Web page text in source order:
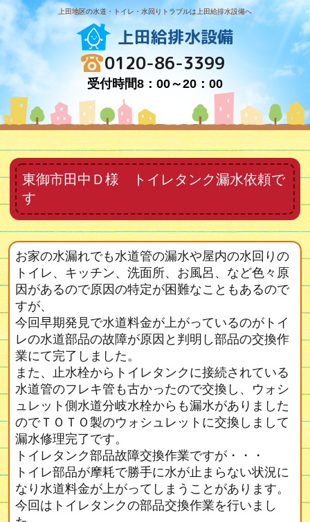
上田地区の水道・トイレ・水回りトラブルは上田給排水設備へ
上田給排水設備
0120-86-3399
受付時間8：00～20：00
東御市田中Ｄ様 トイレタンク漏水依頼で
す
お家の水漏れでも水道管の漏水や屋内の水回りの
トイレ、キッチン、洗面所、お風呂、など色々原
因があるので原因の特定が困難なこともあるので
すが、
今回早期発見で水道料金が上がっているのがトイ
レの水道部品の故障が原因と判明し部品の交換作
業にて完了しました。
また、止水栓からトイレタンクに接続されている
水道管のフレキ管も古かったので交換し、ウォシ
ュレット側水道分岐水栓からも漏水がありました
のでＴＯＴＯ製のウォシュレットに交換しまして
漏水修理完了です。
トイレタンク部品故障交換作業ですが・・・
トイレ部品が摩耗で勝手に水が止まらない状況に
なり水道料金が上がってしまうことがあります。
今回はトイレタンクの部品交換作業を行いまし